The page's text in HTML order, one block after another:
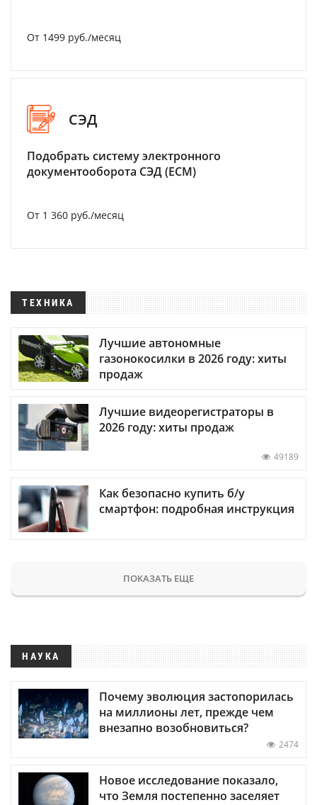
От 1499 руб./месяц
СЭД
Подобрать систему электронного
документооборота СЭД (ECM)
От 1 360 руб./месяц
ТЕХНИКА
Лучшие автономные
газонокосилки в 2026 году: хиты
продаж
Лучшие видеорегистраторы в
2026 году: хиты продаж
49189
Как безопасно купить б/у
смартфон: подробная инструкция
ПОКАЗАТЬ ЕЩЕ
НАУКА
Почему эволюция застопорилась
на миллионы лет, прежде чем
внезапно возобновиться?
2474
Новое исследование показало,
что Земля постепенно заселяет